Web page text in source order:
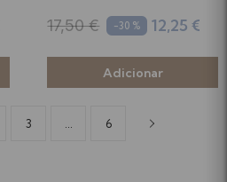
17,50 € -30 % 12,25 €
3 6